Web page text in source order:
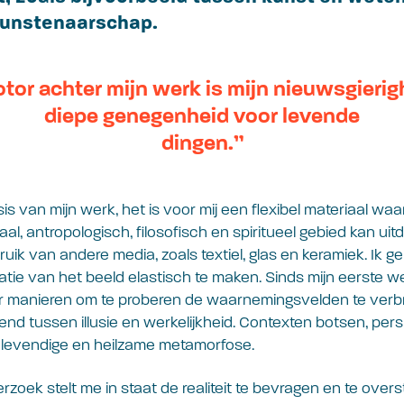
achter mijn werk is mijn
diepe genegenheid voor levende
dingen.”
van mijn werk, het is voor mij een flexibel materiaal
antropologisch, filosofisch en spiritueel gebied kan
van andere media, zoals textiel, glas en keramiek. Ik
van het beeld elastisch te maken. Sinds mijn eerste
om te proberen de waarnemingsvelden te
tussen illusie en werkelijkheid. Contexten botsen,
en heilzame metamorfose.
stelt me in staat de realiteit te bevragen en te